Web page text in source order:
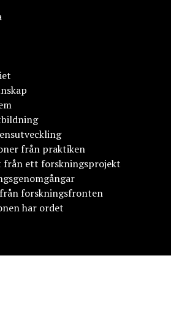
från praktiken
från ett forskningsprojekt
forskningsfronten
har ordet